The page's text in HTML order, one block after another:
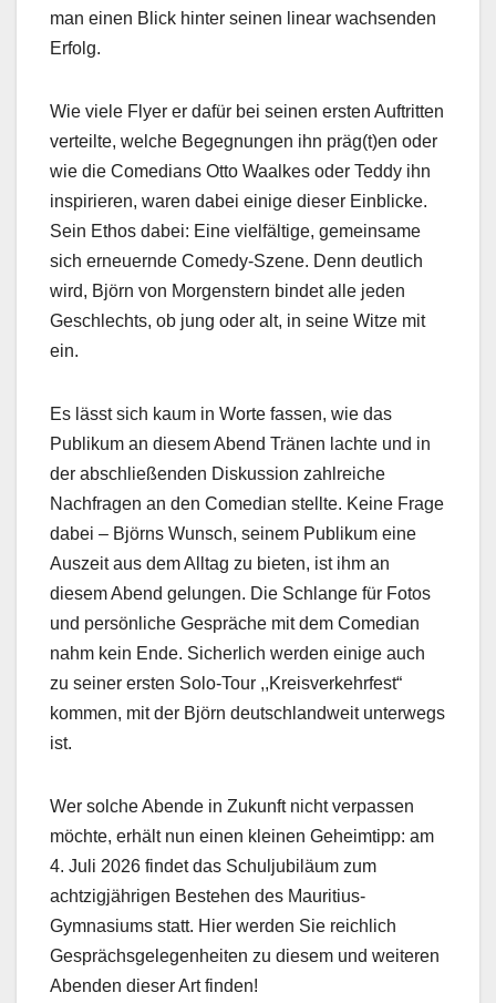
man einen Blick hinter seinen linear wachsenden
Erfolg.
Wie viele Flyer er dafür bei seinen ersten Auftritten
verteilte, welche Begegnungen ihn präg(t)en oder
wie die Comedians Otto Waalkes oder Teddy ihn
inspirieren, waren dabei einige dieser Einblicke.
Sein Ethos dabei: Eine vielfältige, gemeinsame
sich erneuernde Comedy-Szene. Denn deutlich
wird, Björn von Morgenstern bindet alle jeden
Geschlechts, ob jung oder alt, in seine Witze mit
ein.
Es lässt sich kaum in Worte fassen, wie das
Publikum an diesem Abend Tränen lachte und in
der abschließenden Diskussion zahlreiche
Nachfragen an den Comedian stellte. Keine Frage
dabei – Björns Wunsch, seinem Publikum eine
Auszeit aus dem Alltag zu bieten, ist ihm an
diesem Abend gelungen. Die Schlange für Fotos
und persönliche Gespräche mit dem Comedian
nahm kein Ende. Sicherlich werden einige auch
zu seiner ersten Solo-Tour ,,Kreisverkehrfest“
kommen, mit der Björn deutschlandweit unterwegs
ist.
Wer solche Abende in Zukunft nicht verpassen
möchte, erhält nun einen kleinen Geheimtipp: am
4. Juli 2026 findet das Schuljubiläum zum
achtzigjährigen Bestehen des Mauritius-
Gymnasiums statt. Hier werden Sie reichlich
Gesprächsgelegenheiten zu diesem und weiteren
Abenden dieser Art finden!